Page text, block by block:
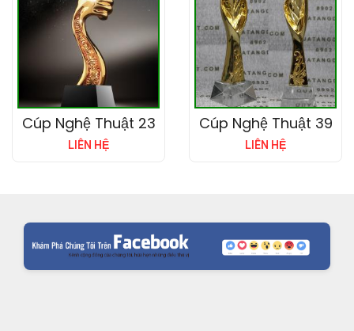
Cúp Nghệ Thuật 23
LIÊN HỆ
Cúp Nghệ Thuật 39
LIÊN HỆ